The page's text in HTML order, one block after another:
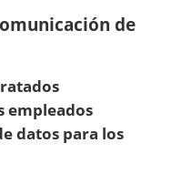
de
empleados
datos para los